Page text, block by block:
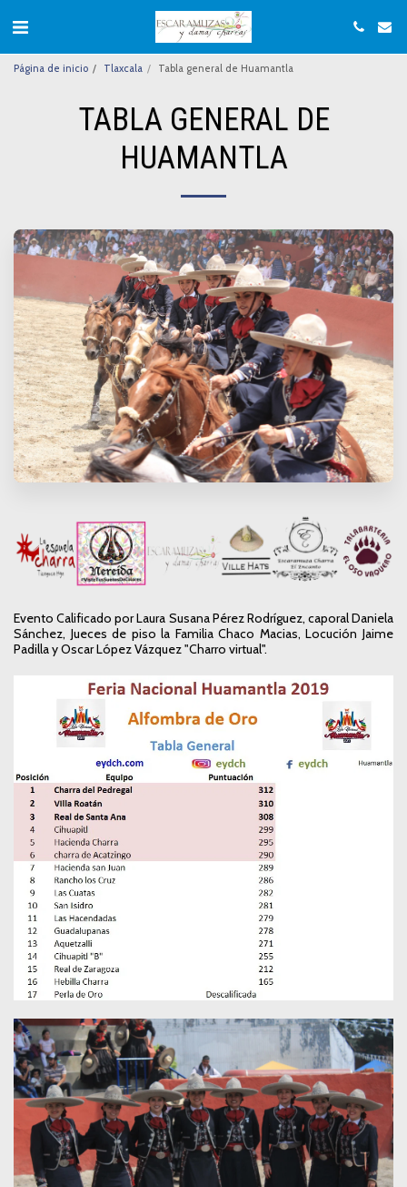
Página de inicio Tlaxcala Tabla general de Huamantla
TABLA GENERAL DE
HUAMANTLA
Evento Calificado por Laura Susana Pérez Rodríguez, caporal Daniela
Sánchez, Jueces de piso la Familia Chaco Macias, Locución Jaime
Padilla y Oscar López Vázquez "Charro virtual".